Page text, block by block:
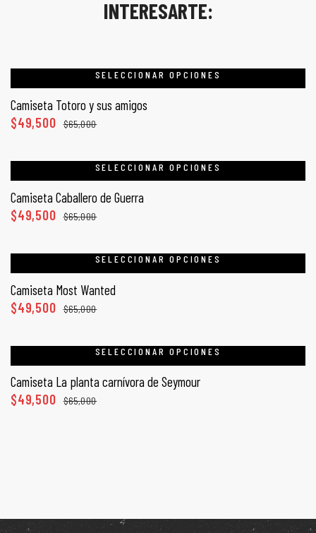
INTERESARTE:
SELECCIONAR OPCIONES
Camiseta Totoro y sus amigos
$65,000
$49,500
SELECCIONAR OPCIONES
Camiseta Caballero de Guerra
$65,000
$49,500
SELECCIONAR OPCIONES
Camiseta Most Wanted
$65,000
$49,500
SELECCIONAR OPCIONES
Camiseta La planta carnívora de Seymour
$65,000
$49,500